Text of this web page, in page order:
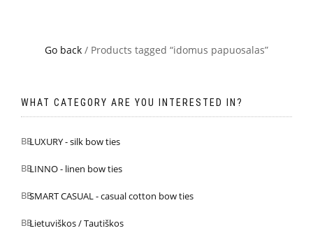
Go back / Products tagged “idomus papuosalas”
WHAT CATEGORY ARE YOU INTERESTED IN?
LUXURY - silk bow ties
LINNO - linen bow ties
SMART CASUAL - casual cotton bow ties
Lietuviškos / Tautiškos